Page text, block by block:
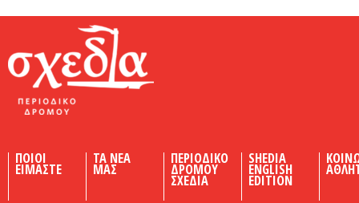
ΠΟΙΟΙ
ΕΙΜΑΣΤΕ
ΤΑ ΝΕΑ
ΜΑΣ
ΠΕΡΙΟΔΙΚΟ
ΔΡΟΜΟΥ
ΣΧΕΔΙΑ
SHEDIA
ENGLISH
EDITION